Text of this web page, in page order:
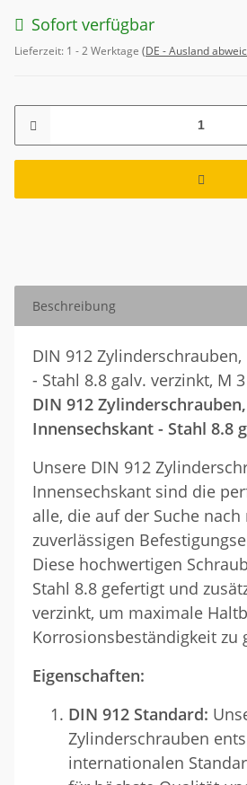
Sofort verfügbar
Lieferzeit: 1 - 2 Werktage (DE - Ausland
Beschreibung
DIN 912
- Stahl 8.8 galv. verzinkt, M
DIN 912 Zylinderschrauben,
Innensechskant - Stahl 8.8
Unsere DIN 912
Innensechskant sind die
alle, die auf der Suche
zuverlässigen
Diese hochwertigen
Stahl 8.8 gefertigt und
verzinkt, um maximale
Korrosionsbeständigkeit zu
Eigenschaften:
DIN 912 Standard:
Zylinderschrauben
internationalen